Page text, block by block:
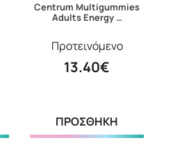
Centrum Multigummies
Adults Energy …
Προτεινόμενο
13.40€
ΠΡΟΣΘΗΚΗ